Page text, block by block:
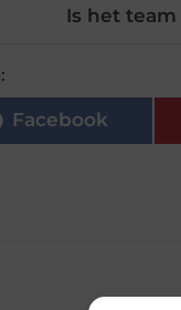
Is het
Facebook